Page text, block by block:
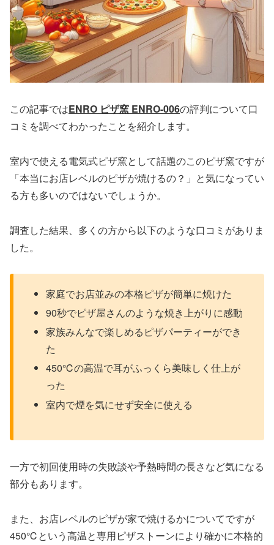
この記事ではENRO ピザ窯 ENRO-006の評判について口
コミを調べてわかったことを紹介します。
室内で使える電気式ピザ窯として話題のこのピザ窯ですが
「本当にお店レベルのピザが焼けるの？」と気になってい
る方も多いのではないでしょうか。
調査した結果、多くの方から以下のような口コミがありま
した。
家庭でお店並みの本格ピザが簡単に焼けた
90秒でピザ屋さんのような焼き上がりに感動
家族みんなで楽しめるピザパーティーができ
た
450℃の高温で耳がふっくら美味しく仕上が
った
室内で煙を気にせず安全に使える
一方で初回使用時の失敗談や予熱時間の長さなど気になる
部分もあります。
また、お店レベルのピザが家で焼けるかについてですが
450℃という高温と専用ピザストーンにより確かに本格的